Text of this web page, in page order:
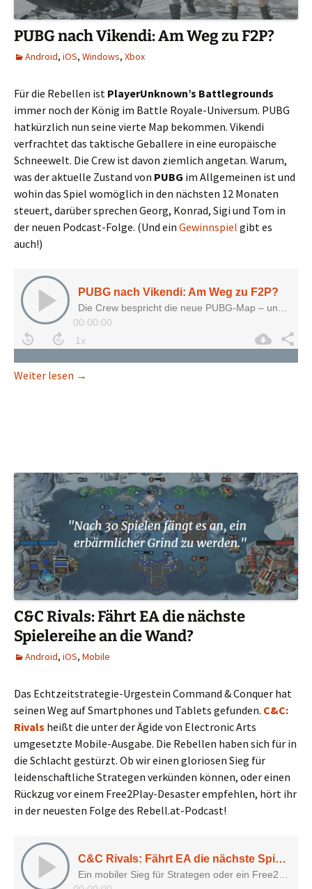
PUBG nach Vikendi: Am Weg zu F2P?
Android, iOS, Windows, Xbox
Für die Rebellen ist PlayerUnknown’s Battlegrounds
immer noch der König im Battle Royale-Universum. PUBG
hatkürzlich nun seine vierte Map bekommen. Vikendi
verfrachtet das taktische Geballere in eine europäische
Schneewelt. Die Crew ist davon ziemlich angetan. Warum,
was der aktuelle Zustand von PUBG im Allgemeinen ist und
wohin das Spiel womöglich in den nächsten 12 Monaten
steuert, darüber sprechen Georg, Konrad, Sigi und Tom in
der neuen Podcast-Folge. (Und ein Gewinnspiel gibt es
auch!)
Weiter lesen PUBG nach Vikendi: Am Weg zu F2P?
→
C&C Rivals: Fährt EA die nächste
Spielereihe an die Wand?
Android, iOS, Mobile
Das Echtzeitstrategie-Urgestein Command & Conquer hat
seinen Weg auf Smartphones und Tablets gefunden. C&C:
Rivals heißt die unter der Ägide von Electronic Arts
umgesetzte Mobile-Ausgabe. Die Rebellen haben sich für in
die Schlacht gestürzt. Ob wir einen gloriosen Sieg für
leidenschaftliche Strategen verkünden können, oder einen
Rückzug vor einem Free2Play-Desaster empfehlen, hört ihr
in der neuesten Folge des Rebell.at-Podcast!